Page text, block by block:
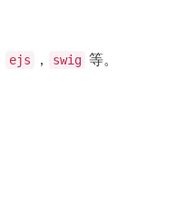
ejs ， swig 等。